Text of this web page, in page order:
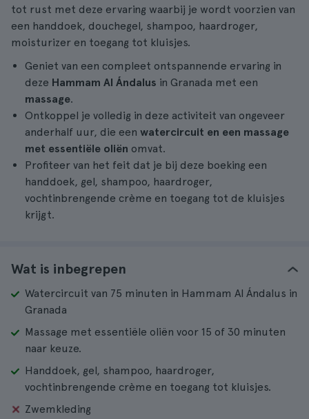
tot rust met deze ervaring waarbij je wordt voorzien van
een handdoek, douchegel, shampoo, haardroger,
moisturizer en toegang tot kluisjes.
Geniet van een compleet ontspannende ervaring in
deze Hammam Al Ándalus in Granada met een
massage.
Ontkoppel je volledig in deze activiteit van ongeveer
anderhalf uur, die een watercircuit en een massage
met essentiële oliën omvat.
Profiteer van het feit dat je bij deze boeking een
handdoek, gel, shampoo, haardroger,
vochtinbrengende crème en toegang tot de kluisjes
krijgt.
Wat is inbegrepen
Watercircuit van 75 minuten in Hammam Al Ándalus in
Granada
Massage met essentiële oliën voor 15 of 30 minuten
naar keuze.
Handdoek, gel, shampoo, haardroger,
vochtinbrengende crème en toegang tot kluisjes.
Zwemkleding